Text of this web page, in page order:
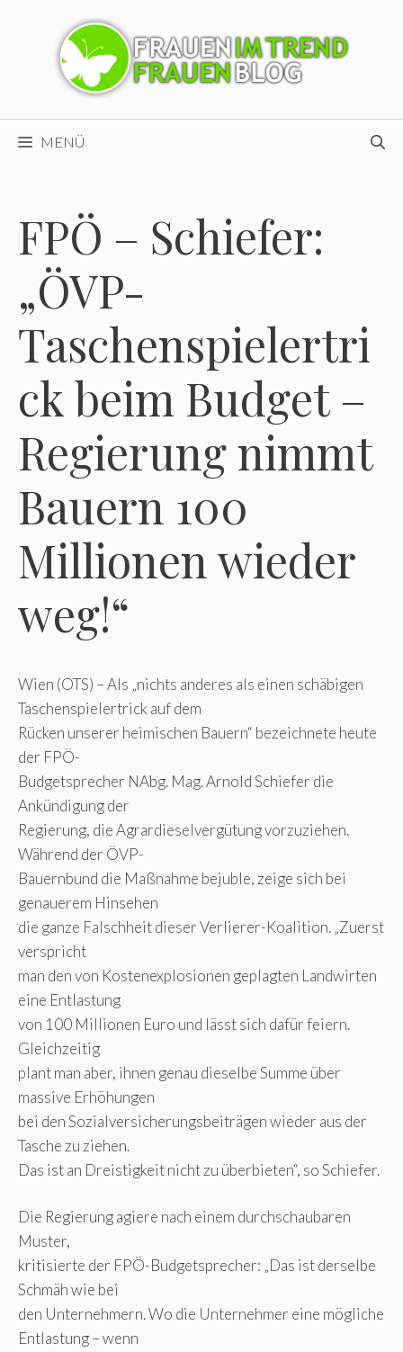
MENÜ
FPÖ – Schiefer:
„ÖVP-
Taschenspielertri
ck beim Budget –
Regierung nimmt
Bauern 100
Millionen wieder
weg!“
Wien (OTS) – Als „nichts anderes als einen schäbigen
Taschenspielertrick auf dem
Rücken unserer heimischen Bauern“ bezeichnete heute
der FPÖ-
Budgetsprecher NAbg. Mag. Arnold Schiefer die
Ankündigung der
Regierung, die Agrardieselvergütung vorzuziehen.
Während der ÖVP-
Bauernbund die Maßnahme bejuble, zeige sich bei
genauerem Hinsehen
die ganze Falschheit dieser Verlierer-Koalition. „Zuerst
verspricht
man den von Kostenexplosionen geplagten Landwirten
eine Entlastung
von 100 Millionen Euro und lässt sich dafür feiern.
Gleichzeitig
plant man aber, ihnen genau dieselbe Summe über
massive Erhöhungen
bei den Sozialversicherungsbeiträgen wieder aus der
Tasche zu ziehen.
Das ist an Dreistigkeit nicht zu überbieten“, so Schiefer.
Die Regierung agiere nach einem durchschaubaren
Muster,
kritisierte der FPÖ-Budgetsprecher: „Das ist derselbe
Schmäh wie bei
den Unternehmern. Wo die Unternehmer eine mögliche
Entlastung – wenn